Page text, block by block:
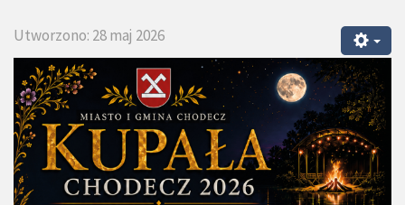
Utworzono: 28 maj 2026